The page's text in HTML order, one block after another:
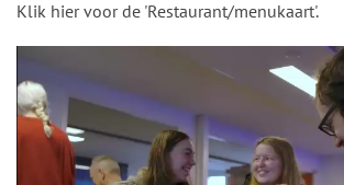
Klik hier voor de 'Restaurant/menukaart'.